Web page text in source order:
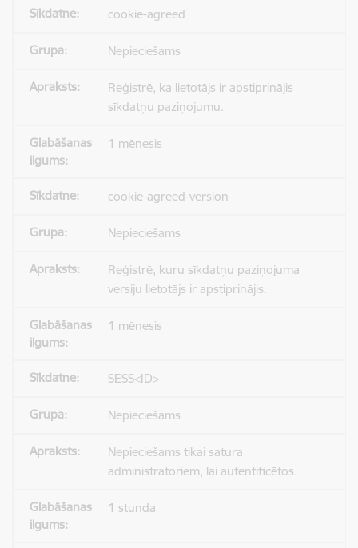
cookie-agreed
Nepieciešams
Reģistrē, ka lietotājs ir apstiprinājis
sīkdatņu paziņojumu.
1 mēnesis
cookie-agreed-version
Nepieciešams
Reģistrē, kuru sīkdatņu paziņojuma
versiju lietotājs ir apstiprinājis.
1 mēnesis
SESS<ID>
Nepieciešams
Nepieciešams tikai satura
administratoriem, lai autentificētos.
1 stunda